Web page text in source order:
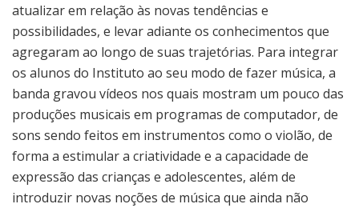
atualizar em relação às novas tendências e
possibilidades, e levar adiante os conhecimentos que
agregaram ao longo de suas trajetórias. Para integrar
os alunos do Instituto ao seu modo de fazer música, a
banda gravou vídeos nos quais mostram um pouco das
produções musicais em programas de computador, de
sons sendo feitos em instrumentos como o violão, de
forma a estimular a criatividade e a capacidade de
expressão das crianças e adolescentes, além de
introduzir novas noções de música que ainda não